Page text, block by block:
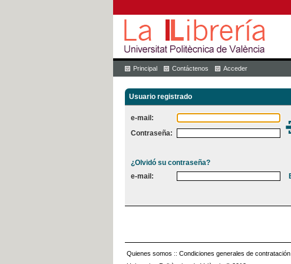
Principal Contáctenos Acceder
Usuario registrado
e-mail:
Contraseña:
¿Olvidó su contraseña?
e-mail:
Quienes somos :: Condiciones generales de contratación